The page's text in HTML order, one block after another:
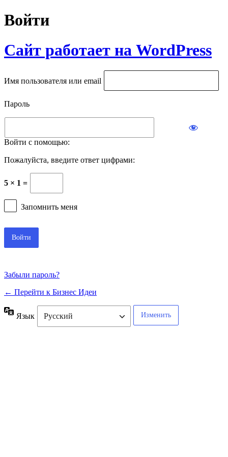
Войти
Сайт работает на WordPress
Имя пользователя или email
Пароль
Войти с помощью:
Пожалуйста, введите ответ цифрами:
5 × 1 =
Запомнить меня
Забыли пароль?
← Перейти к Бизнес Идеи
Язык